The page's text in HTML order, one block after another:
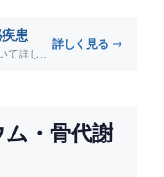
患
副腎・下垂体・その他の内分泌疾患について詳しく解説します。
詳しく見る →
・骨代謝